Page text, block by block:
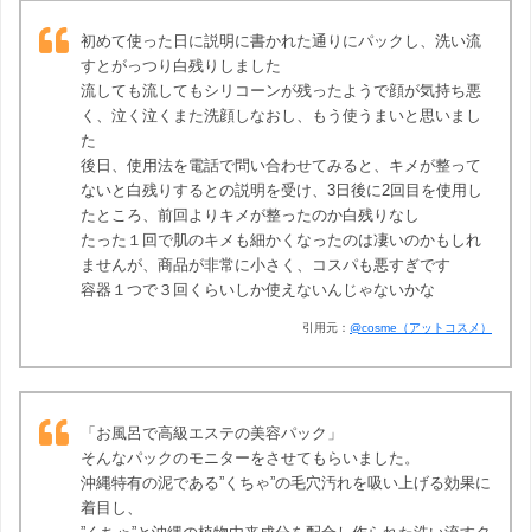
初めて使った日に説明に書かれた通りにパックし、洗い流
すとがっつり白残りしました
流しても流してもシリコーンが残ったようで顔が気持ち悪
く、泣く泣くまた洗顔しなおし、もう使うまいと思いまし
た
後日、使用法を電話で問い合わせてみると、キメが整って
ないと白残りするとの説明を受け、3日後に2回目を使用し
たところ、前回よりキメが整ったのか白残りなし
たった１回で肌のキメも細かくなったのは凄いのかもしれ
ませんが、商品が非常に小さく、コスパも悪すぎです
容器１つで３回くらいしか使えないんじゃないかな
引用元： @cosme（アットコスメ）
「お風呂で高級エステの美容パック」
そんなパックのモニターをさせてもらいました。
沖縄特有の泥である”くちゃ”の毛穴汚れを吸い上げる効果に
着目し、